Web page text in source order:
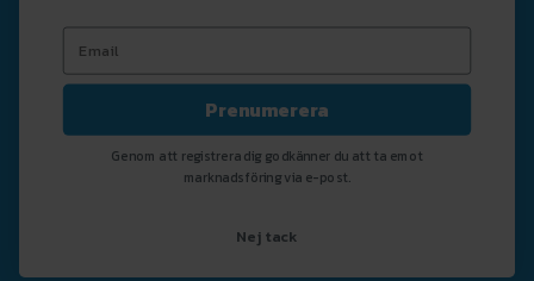
Prenumerera
Genom att registrera dig godkänner du att ta emot
marknadsföring via e-post.
Nej tack